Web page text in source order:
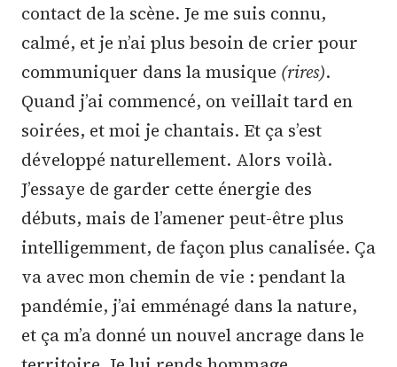
contact de la scène. Je me suis connu,
calmé, et je n’ai plus besoin de crier pour
communiquer dans la musique (rires).
Quand j’ai commencé, on veillait tard en
soirées, et moi je chantais. Et ça s’est
développé naturellement. Alors voilà.
J’essaye de garder cette énergie des
débuts, mais de l’amener peut-être plus
intelligemment, de façon plus canalisée. Ça
va avec mon chemin de vie : pendant la
pandémie, j’ai emménagé dans la nature,
et ça m’a donné un nouvel ancrage dans le